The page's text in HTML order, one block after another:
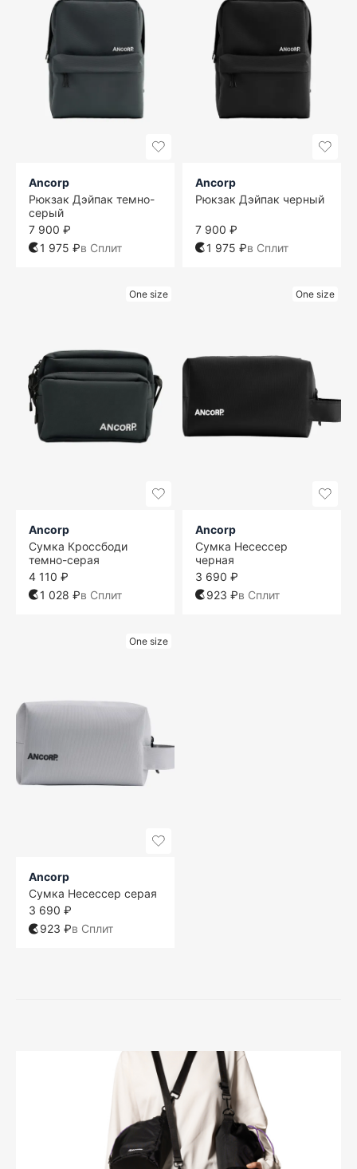
Ancorp
Рюкзак Дэйпак темно-
серый
7 900 ₽
1 975 ₽в Сплит
Ancorp
Рюкзак Дэйпак черный
7 900 ₽
1 975 ₽в Сплит
One size
Ancorp
Сумка Кроссбоди
темно-серая
4 110 ₽
1 028 ₽в Сплит
One size
Ancorp
Сумка Несессер
черная
3 690 ₽
923 ₽в Сплит
One size
Ancorp
Сумка Несессер серая
3 690 ₽
923 ₽в Сплит